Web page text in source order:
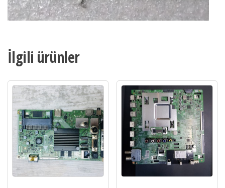
İlgili ürünler